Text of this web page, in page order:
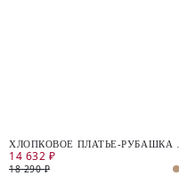
ХЛОПКОВОЕ ПЛАТЬЕ-РУБАШКА С
ПОЯСОМ
14 632 ₽
18 290 ₽